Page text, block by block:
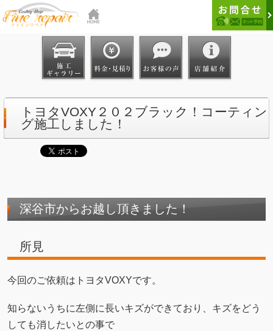
トヨタVOXY２０２ブラック！コーティン
グ施工しました！
深谷市からお越し頂きました！
所見
今回のご依頼はトヨタVOXYです。
知らないうちに左側に長いキズができており、キズをどう
しても消したいとの事で